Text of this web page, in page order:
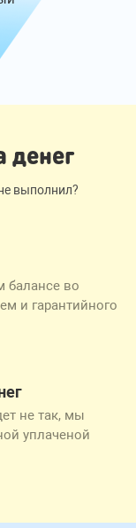
денег
выполнил?
балансе во
и гарантийного
не так, мы
уплаченой